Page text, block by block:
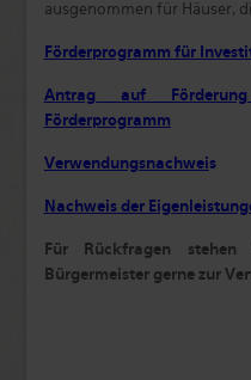
ausgenommen für Häuser,
Förderprogramm für
Antrag auf
Förderprogramm
Verwendungsnachweis
Nachweis der
Für Rückfragen
Bürgermeister gerne zur